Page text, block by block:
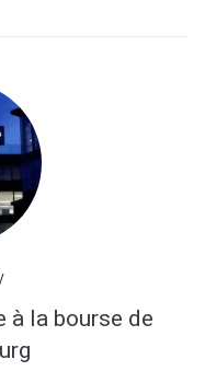
à la bourse de